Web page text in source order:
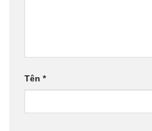
Tên *